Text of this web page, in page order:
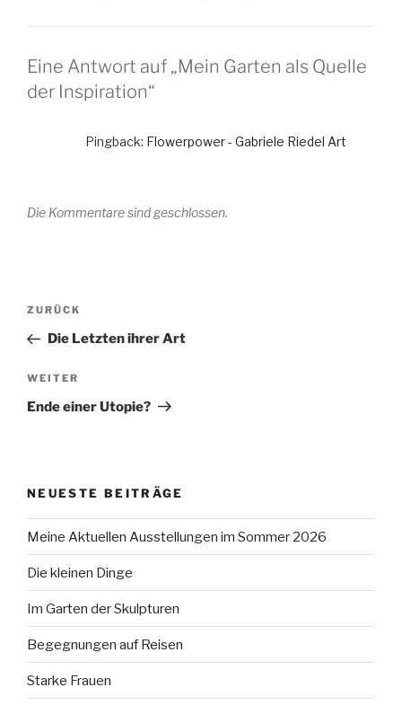
Eine Antwort auf „Mein Garten als Quelle
der Inspiration“
Pingback: Flowerpower - Gabriele Riedel Art
Die Kommentare sind geschlossen.
Beitragsnavigation
Vorheriger
Beitrag
ZURÜCK
Die Letzten ihrer Art
Nächster
Beitrag
WEITER
Ende einer Utopie?
NEUESTE BEITRÄGE
Meine Aktuellen Ausstellungen im Sommer 2026
Die kleinen Dinge
Im Garten der Skulpturen
Begegnungen auf Reisen
Starke Frauen